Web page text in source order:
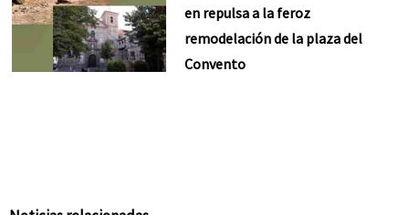
en repulsa a la feroz
remodelación de la plaza del
Convento